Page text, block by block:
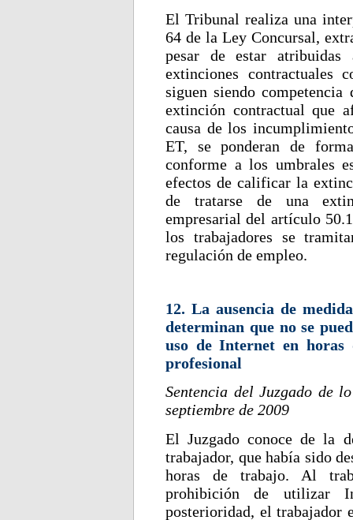
El Tribunal realiza una
64 de la Ley Concursal,
pesar de estar
extinciones
siguen siendo
extinción contractual que
causa de los
ET, se ponderan de
conforme a los umbrales
efectos de calificar la
de tratarse de una
empresarial del artículo
los trabajadores se
regulación de empleo.
12. La ausencia de
determinan que no se
uso de Internet en
profesional
Sentencia del Juzgado de
septiembre de 2009
El Juzgado conoce de la
trabajador, que había sido
horas de trabajo. Al
prohibición de utilizar
posterioridad, el trabajador